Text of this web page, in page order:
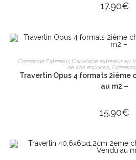
17.90€
AJOUTER AU
Carrelage Extérieur, Carrelage extérieur en
de vos espaces
Travertin Opus 4 formats 2ième
au m2 –
15.90€